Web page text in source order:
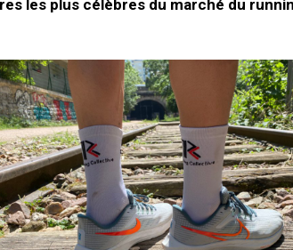
les plus célèbres du marché du